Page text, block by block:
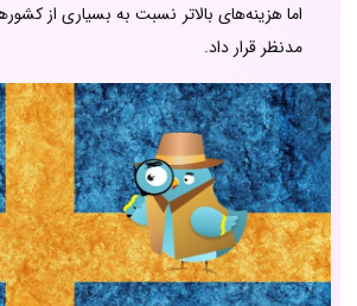
اما هزینه‌های بالاتر نسبت به بسیاری از
مدنظر قرار داد.